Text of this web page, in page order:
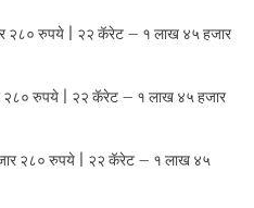
२८० रुपये | २२ कॅरेट – १ लाख ४५ हजार
रुपये | २२ कॅरेट – १ लाख ४५ हजार
२८० रुपये | २२ कॅरेट – १ लाख ४५